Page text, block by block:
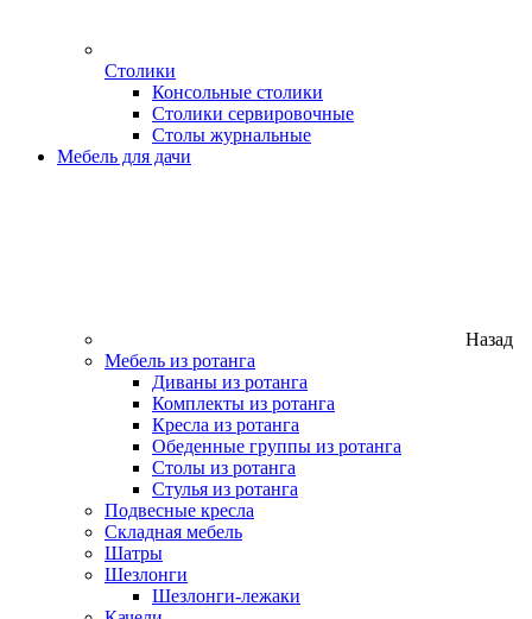
Столики
Консольные столики
Столики сервировочные
Столы журнальные
Мебель для дачи
Назад
Мебель из ротанга
Диваны из ротанга
Комплекты из ротанга
Кресла из ротанга
Обеденные группы из ротанга
Столы из ротанга
Стулья из ротанга
Подвесные кресла
Складная мебель
Шатры
Шезлонги
Шезлонги-лежаки